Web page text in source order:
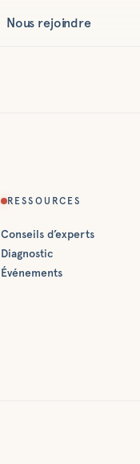
Nous rejoindre
RESSOURCES
Conseils d’experts
Diagnostic
Événements